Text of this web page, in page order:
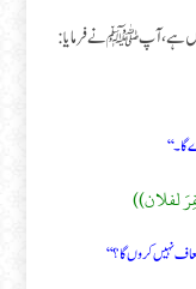
میں ہے، آپﷺ نے فرمایا:
گا۔‘‘
لفلان))
نہیں کروں گا ؟‘‘